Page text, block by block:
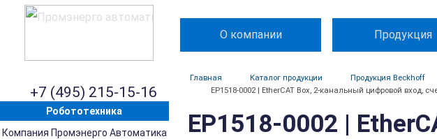
О компании Продукция
+7 (495) 215-15-16
Главная Каталог продукции Продукция Beckhoff
EP1518-0002 | EtherCAT Box, 2-канальный цифровой вход,
Робототехника
Компания Промэнерго Автоматика
EP1518-0002 |